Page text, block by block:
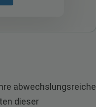
abwechslungsreiche
dieser